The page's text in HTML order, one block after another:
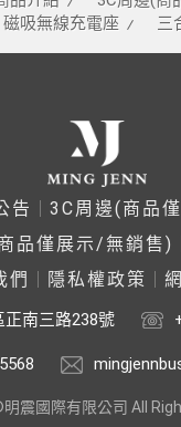
磁吸無線充電座
三
告
3C周邊(商品
品僅展示/無銷售)
們
隱私權政策
正南三路238號
震國際有限公司 All